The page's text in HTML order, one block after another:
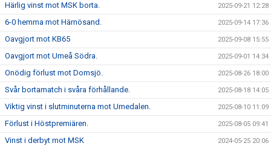
Härlig vinst mot MSK borta. 2025-09-21 12:28
6-0 hemma mot Härnösand. 2025-09-14 17:36
Oavgjort mot KB65 2025-09-08 15:55
Oavgjort mot Umeå Södra. 2025-09-01 14:34
Onödig förlust mot Domsjö. 2025-08-26 18:00
Svår bortamatch i svåra förhållande. 2025-08-18 14:05
Viktig vinst i slutminuterna mot Umedalen. 2025-08-10 11:09
Förlust i Höstpremiären. 2025-08-05 09:41
Vinst i derbyt mot MSK 2024-05-25 20:06